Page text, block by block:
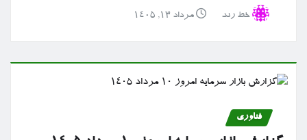
خط رند مرداد ۱۳, ۱۴۰۵
فناوری